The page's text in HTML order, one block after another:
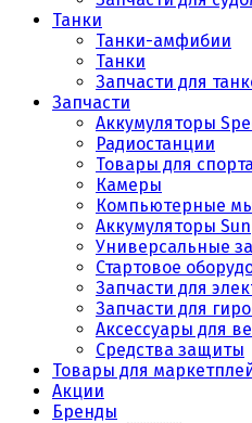
Танки
Танки-амфибии
Танки
Запчасти для
Запчасти
Аккумуляторы
Радиостанции
Товары для
Камеры
Компьютерные
Аккумуляторы
Универсальные
Стартовое
Запчасти для
Запчасти для
Аксессуары для
Средства защиты
Товары для
Акции
Бренды